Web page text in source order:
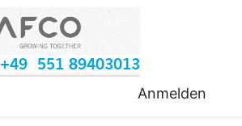
+49 551 89403013
Anmelden